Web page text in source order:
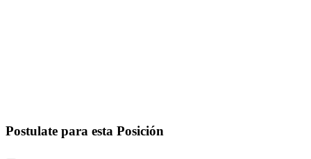
Postulate para esta Posición